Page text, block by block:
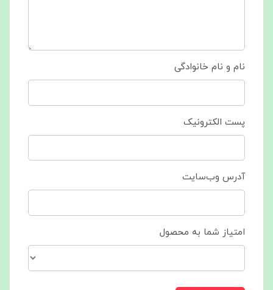
نام و نام خانوادگی
پست الکترونیک
آدرس وب‌سایت
امتیاز شما به محصول